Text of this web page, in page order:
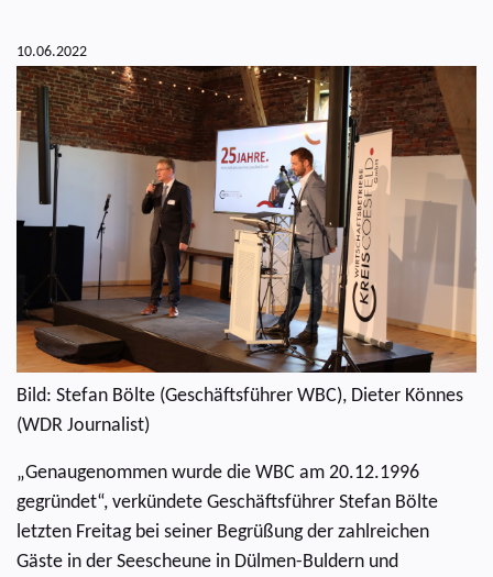
10.06.2022
Bild: Stefan Bölte (Geschäftsführer WBC), Dieter Könnes
(WDR Journalist)
„Genaugenommen wurde die WBC am 20.12.1996
gegründet“, verkündete Geschäftsführer Stefan Bölte
letzten Freitag bei seiner Begrüßung der zahlreichen
Gäste in der Seescheune in Dülmen-Buldern und